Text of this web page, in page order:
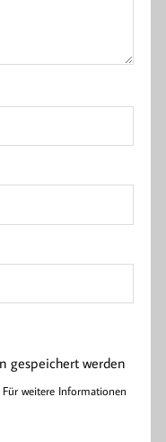
gespeichert werden
weitere Informationen